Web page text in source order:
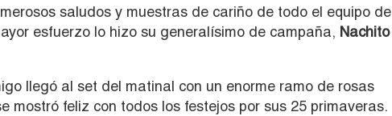
saludos y muestras de cariño de todo el equipo de
esfuerzo lo hizo su generalísimo de campaña, Nachito
llegó al set del matinal con un enorme ramo de rosas
mostró feliz con todos los festejos por sus 25 primaveras.